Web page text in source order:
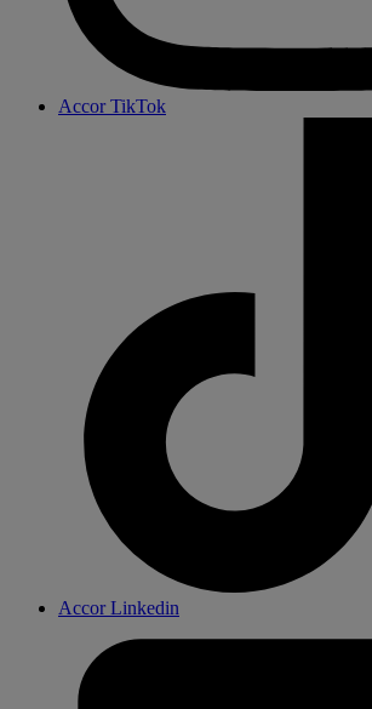
Accor TikTok
Accor Linkedin